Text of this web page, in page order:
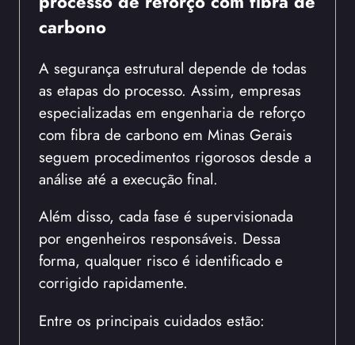
carbono
A segurança estrutural depende de todas
as etapas do processo. Assim, empresas
especializadas em engenharia de reforço
com fibra de carbono em Minas Gerais
seguem procedimentos rigorosos desde a
análise até a execução final.
Além disso, cada fase é supervisionada
por engenheiros responsáveis. Dessa
forma, qualquer risco é identificado e
corrigido rapidamente.
Entre os principais cuidados estão: